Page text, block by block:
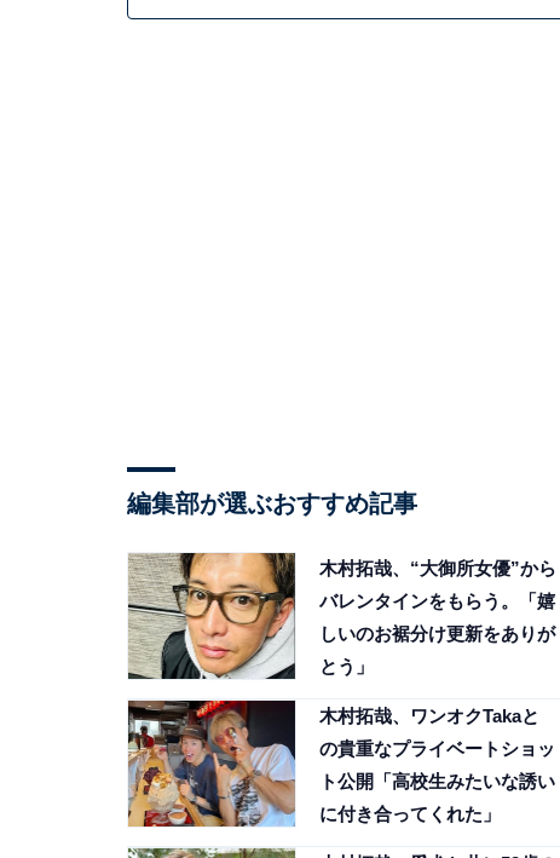
編集部が選ぶおすすめ記事
木村拓哉、“大御所女優”から
バレンタインをもらう。「嬉
しいのお裾分け更新をありが
とう」
木村拓哉、ワンオクTakaと
の貴重なプライベートショッ
ト公開「高校生みたいな誘い
に付き合ってくれた」